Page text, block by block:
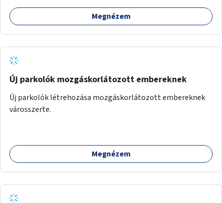
Megnézem
Új parkolók mozgáskorlátozott embereknek
Új parkolók létrehozása mozgáskorlátozott embereknek
városszerte.
Megnézem